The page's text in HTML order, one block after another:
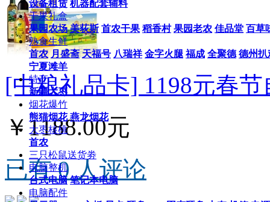
设备租赁 机器配套辅料
干果礼盒
果园农场 美荻斯 首农干果 稻香村 果园老农 佳品堂 百草
熟食生鲜
首农 月盛斋 天福号 八瑞祥 金字火腿 福成 全聚德 德州扒
宁夏滩羊
特产
新疆大枣
烟花爆竹
熊猫烟花 燕龙烟花
大枣核桃
首农
三只松鼠送货劵
电脑整机
台式电脑 笔记本电脑
电脑配件
[中粮礼品卡] 1198元春
￥1188.00元
已有 0 人评论